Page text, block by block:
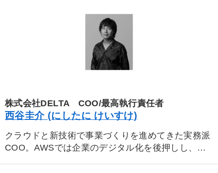
株式会社DELTA COO/最高執行責任者
西谷圭介 (にしたに けいすけ)
クラウドと新技術で事業づくりを進めてきた実務派
COO。AWSでは企業のデジタル化を後押しし、ス